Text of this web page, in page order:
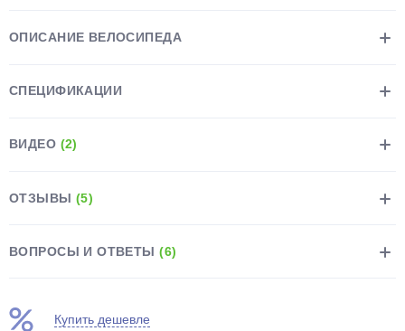
ОПИСАНИЕ ВЕЛОСИПЕДА
СПЕЦИФИКАЦИИ
ВИДЕО (2)
ОТЗЫВЫ (5)
ВОПРОСЫ И ОТВЕТЫ(6)
Купить дешевле